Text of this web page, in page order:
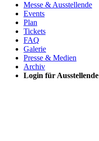
Messe & Ausstellende
Events
Plan
Tickets
FAQ
Galerie
Presse & Medien
Archiv
Login für Ausstellende